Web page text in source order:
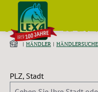
Zum Hauptinhalt springen
HÄNDLER HÄNDLERSUCHE
PLZ, Stadt